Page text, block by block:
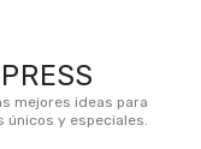
mejores ideas para
únicos y especiales.
ideas para sorprender a
strong>